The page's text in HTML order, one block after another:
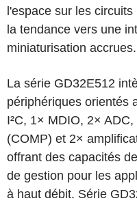
l'espace sur les
la tendance vers une
miniaturisation accrues.
La série GD32E512
périphériques orientés
I²C, 1× MDIO, 2×
(COMP) et 2×
offrant des capacités
de gestion pour les
à haut débit. Série